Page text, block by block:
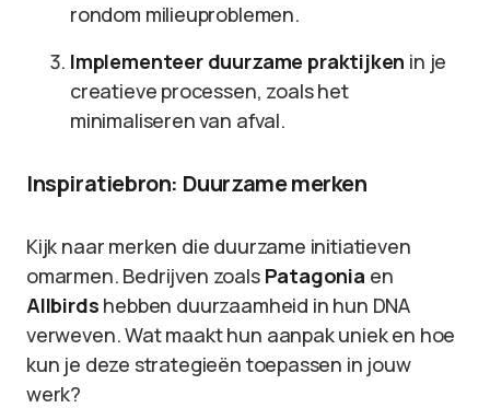
rondom milieuproblemen.
Implementeer duurzame praktijken in je
creatieve processen, zoals het
minimaliseren van afval.
Inspiratiebron: Duurzame merken
Kijk naar merken die duurzame initiatieven
omarmen. Bedrijven zoals Patagonia en
Allbirds hebben duurzaamheid in hun DNA
verweven. Wat maakt hun aanpak uniek en hoe
kun je deze strategieën toepassen in jouw
werk?